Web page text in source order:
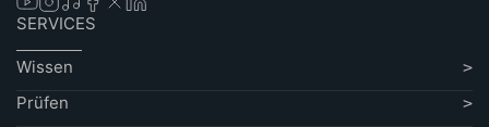
SERVICES
Wissen
Prüfen